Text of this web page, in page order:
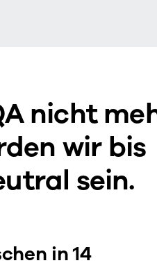
nicht
wir bis
sein.
in 14